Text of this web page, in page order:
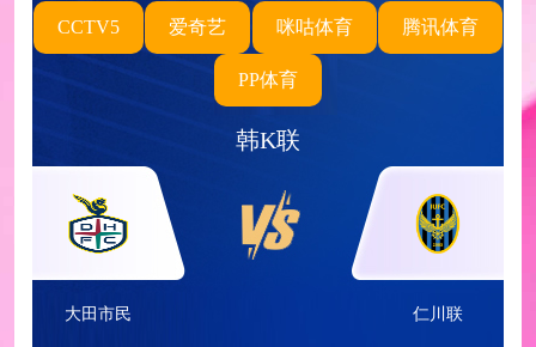
CCTV5 爱奇艺 咪咕体育 腾讯体育
PP体育
韩K联
大田市民 仁川联